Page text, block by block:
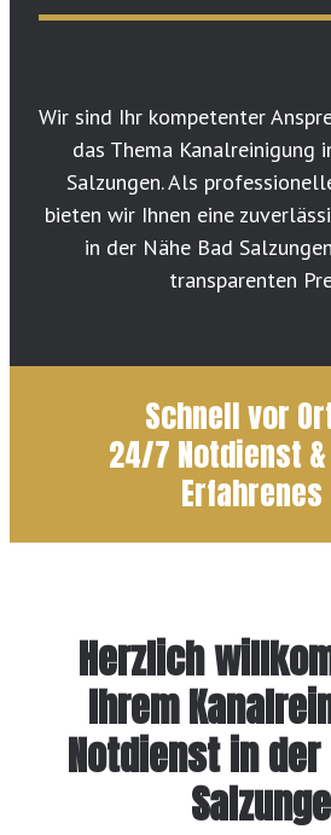
Wir sind Ihr kompetenter
das Thema Kanalreinigung
Salzungen. Als
bieten wir Ihnen eine
in der Nähe Bad
transparenten
Schnell vor
24/7 Notdienst
Erfahrenes
Herzlich
Ihrem
Notdienst in der